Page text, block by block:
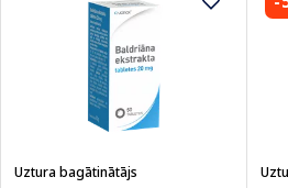
Uztura bagātinātājs